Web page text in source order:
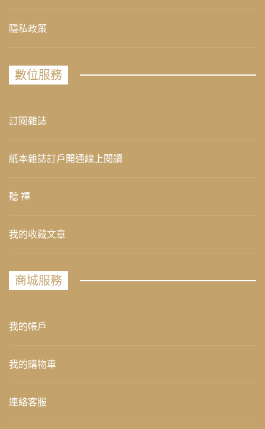
隱私政策
數位服務
訂閱雜誌
紙本雜誌訂戶開通線上閱讀
聽 禪
我的收藏文章
商城服務
我的帳戶
我的購物車
連絡客服